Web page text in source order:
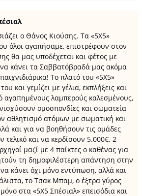
ο Θάνος Κιούσης. Τα «5Χ5»
όλοι αγαπήσαμε, επιστρέφουν στον
θα μας υποδέχεται και φέτος με
κάνει τα Σαββατόβραδά μας ακόμα
Το πλατό του «5X5»
και γεμίζει με γέλια, εκπλήξεις και
αγαπημένους λαμπερούς καλεσμένους,
ομοσπονδίες και σωματεία
αθλητισμό ατόμων με σωματική και
και για να βοηθήσουν τις ομάδες
και να κερδίσουν 5.000€. 2
μαζί με 4 παίκτες ο καθένας για
τη δημοφιλέστερη απάντηση στην
κάνει όχι μόνο εντύπωση, αλλά και
το Τσακ Μπαμ, ο έξτρα γύρος
στα «5X5 Σπέσιαλ» επεισόδια και